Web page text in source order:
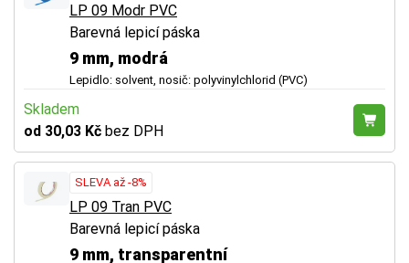
LP 09 Modr PVC
Barevná lepicí páska
9 mm, modrá
Lepidlo: solvent, nosič: polyvinylchlorid (PVC)
Skladem
od 30,03 Kč bez DPH
SLEVA až -8%
LP 09 Tran PVC
Barevná lepicí páska
9 mm, transparentní